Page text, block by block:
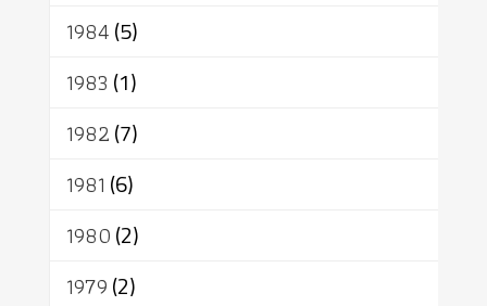
1984(5)
1983 (1)
1982(7)
1981 (6)
1980(2)
1979(2)